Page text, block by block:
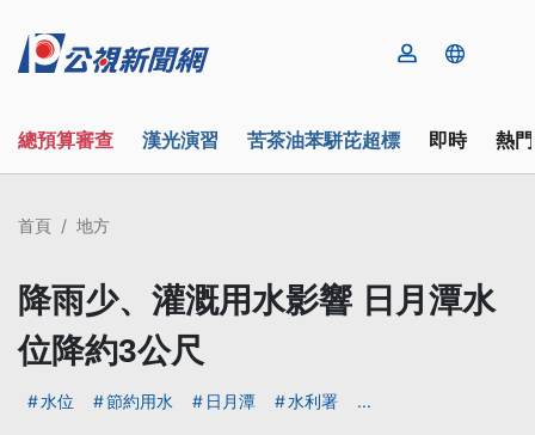
總預算審查 漢光演習 苦茶油苯駢芘超標 即時 熱
首頁 地方
降雨少、灌溉用水影響 日月潭水
位降約3公尺
水位 節約用水 日月潭 水利署 ...